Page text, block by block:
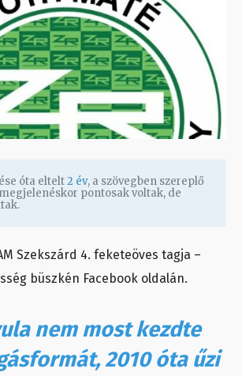
óta eltelt2 év, a szövegben szereplő
pontosak voltak, de
Szekszárd 4. feketeöves tagja –
büszkén Facebook oldalán.
nem most kezdte
2010 óta űzi